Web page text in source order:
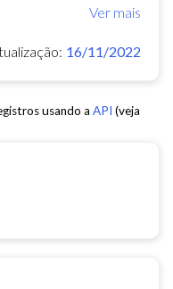
Ver mais
16/11/2022
usando a API (veja